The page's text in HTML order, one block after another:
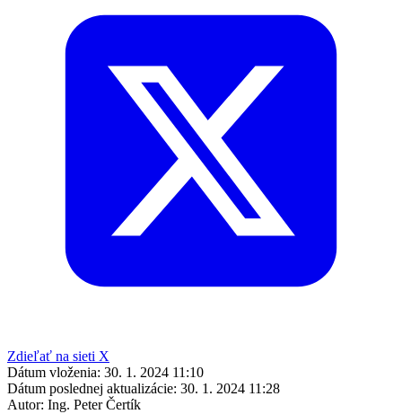
Zdieľať na sieti X
Dátum vloženia: 30. 1. 2024 11:10
Dátum poslednej aktualizácie: 30. 1. 2024 11:28
Autor: Ing. Peter Čertík